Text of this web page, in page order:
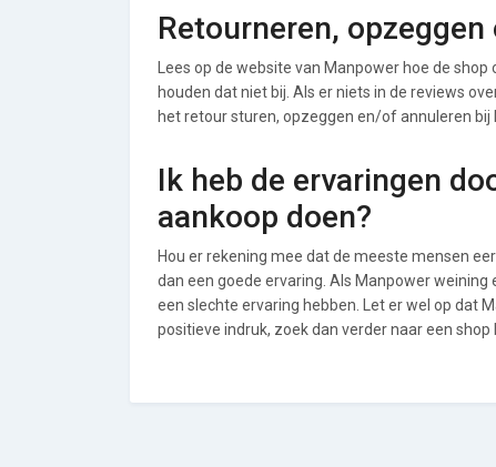
Retourneren,
Lees op de website van Manpower hoe de
houden dat niet bij. Als er niets in de reviews
het retour sturen, opzeggen en/of annuleren bij
Ik heb de ervaringen
aankoop doen?
Hou er rekening mee dat de meeste mensen
dan een goede ervaring. Als Manpower
een slechte ervaring hebben. Let er wel op dat
positieve indruk, zoek dan verder naar een